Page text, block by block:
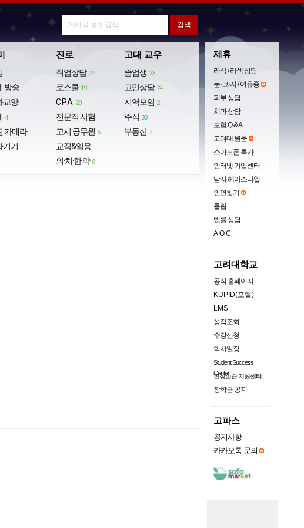
·방송
교양
4
·카메라
기기
진로
취업상담 27
로스쿨 19
CPA 29
전문직 시험
고시·공무원 6
교직&임용
의·치·한·약 8
고대 교우
졸업생 23
고민상담 24
지역모임 2
주식 33
부동산 7
제휴
라식 / 라섹 상담
눈·코·지 / 여유증
피부 상담
치과 상담
보험 Q & A
고려대 원룸
스마트폰 특가
인터넷 가입센터
남자 헤어스타일
인연찾기
튤립
법률 상담
AOC
고려대학교
공식 홈페이지
KUPID(포털)
LMS
성적조회
수강신청
학사일정
Student Success
Center
현장실습 지원센터
장학금 공지
고파스
공지사항
카카오톡 문의